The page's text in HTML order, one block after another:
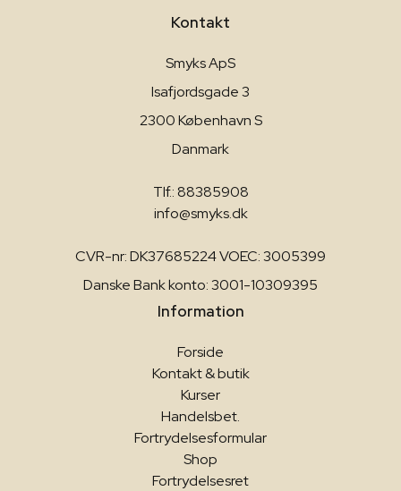
Kontakt
Smyks ApS
Isafjordsgade 3
2300 København S
Danmark
Tlf.: 88385908
info@smyks.dk
CVR-nr: DK37685224 VOEC: 3005399
Danske Bank konto: 3001-10309395
Information
Forside
Kontakt & butik
Kurser
Handelsbet.
Fortrydelsesformular
Shop
Fortrydelsesret